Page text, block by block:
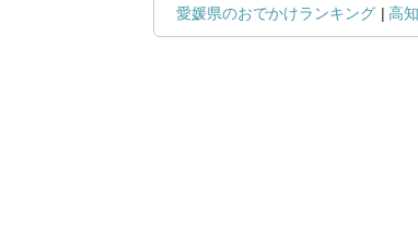
愛媛県のおでかけランキング
高